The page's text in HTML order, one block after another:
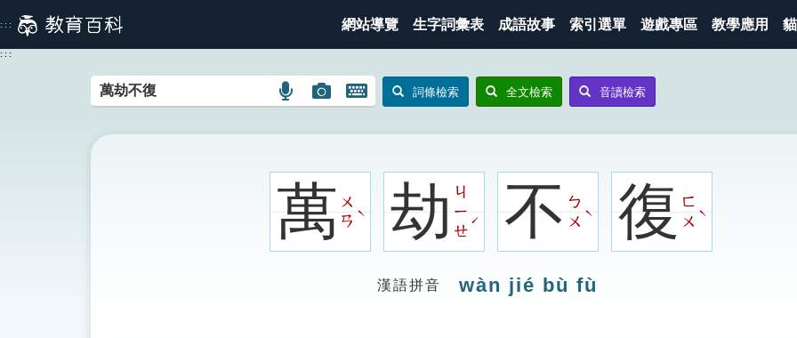
到
主
::: 網站導覽 生字詞彙表 成語故事 索引選單 遊戲專區 教學應用
:::
語
搜
圖
示
圖
搜
圖
示
開
鍵
圖
詞條檢索 全文檢索 音讀檢索
萬ㄨ
ㄢ
ˋ 劫ㄐ
ㄧ
ㄝ
ˊ 不ㄅ
ㄨ
ˋ 復ㄈ
ㄨ
ˋ
漢語拼音 wàn jié bù fù